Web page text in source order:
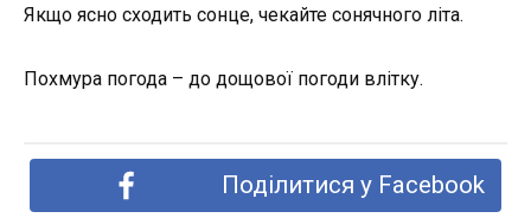
Якщо ясно сходить сонце, чекайте сонячного літа.
Похмура погода – до дощової погоди влітку.
Поділитися у Facebook